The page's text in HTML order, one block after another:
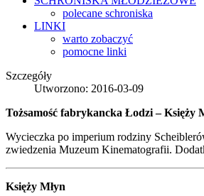
polecane schroniska
LINKI
warto zobaczyć
pomocne linki
Szczegóły
Utworzono: 2016-03-09
Tożsamość fabrykancka Łodzi – Księży
Wycieczka po imperium rodziny
zwiedzenia Muzeum Kinematografii.
Księży Młyn